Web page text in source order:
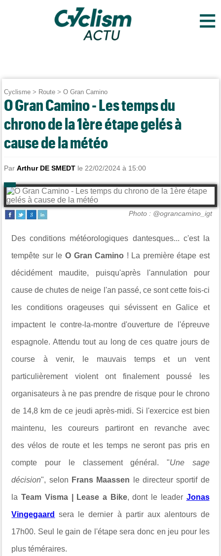
≡
Cyclisme > Route >O Gran Camino
O Gran Camino - Les temps du
chrono de la 1ère étape gelés à
cause de la météo
ParArthur DE SMEDT le 22/02/2024 à 15:00
Photo : @ograncamino_igt
Des conditions météorologiques dantesques... c'est la
tempête sur le O Gran Camino ! La première étape est
décidément maudite, puisqu'après l'annulation pour
cause de chutes de neige l'an passé, ce sont cette fois-ci
les conditions orageuses qui sévissent en Galice et
impactent le contre-la-montre d'ouverture de l'épreuve
espagnole. Attendu tout au long de ces quatre jours de
course à venir, le mauvais temps et un vent
particulièrement violent ont finalement poussé les
organisateurs à ne pas prendre de risque pour le chrono
de 14,8 km de ce jeudi après-midi. Si l'exercice est bien
maintenu, les coureurs partiront en revanche avec
des vélos de route et les temps ne seront pas pris en
compte pour le classement général. "Une sage
décision", selon Frans Maassen le directeur sportif de
laTeam Visma | Lease a Bike, dont le leader Jonas
Vingegaard sera le dernier à partir aux alentours de
17h00. Seul le gain de l'étape sera donc en jeu pour les
plus téméraires.